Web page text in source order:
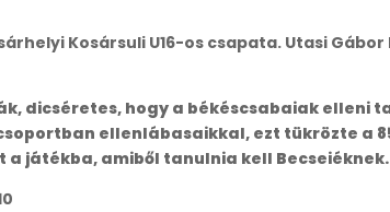
Kosársuli U16-os csapata. Utasi Gábor
dicséretes, hogy a békéscsabaiak elleni
ellenlábasaikkal, ezt tükrözte a
játékba, amiből tanulnia kell Becseiéknek.